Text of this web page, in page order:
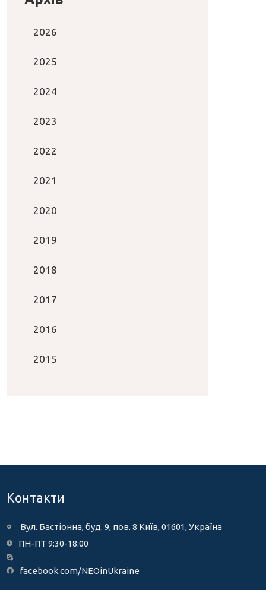
2026
2025
2024
2023
2022
2021
2020
2019
2018
2017
2016
2015
Контакти
Вул. Бастіонна, буд. 9, пов. 8 Київ, 01601, Україна
ПН-ПТ 9:30-18:00
facebook.com/NEOinUkraine